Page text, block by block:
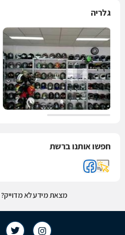
גלריה
חפשו אותנו ברשת
מצאת מידע לא מדוייק?